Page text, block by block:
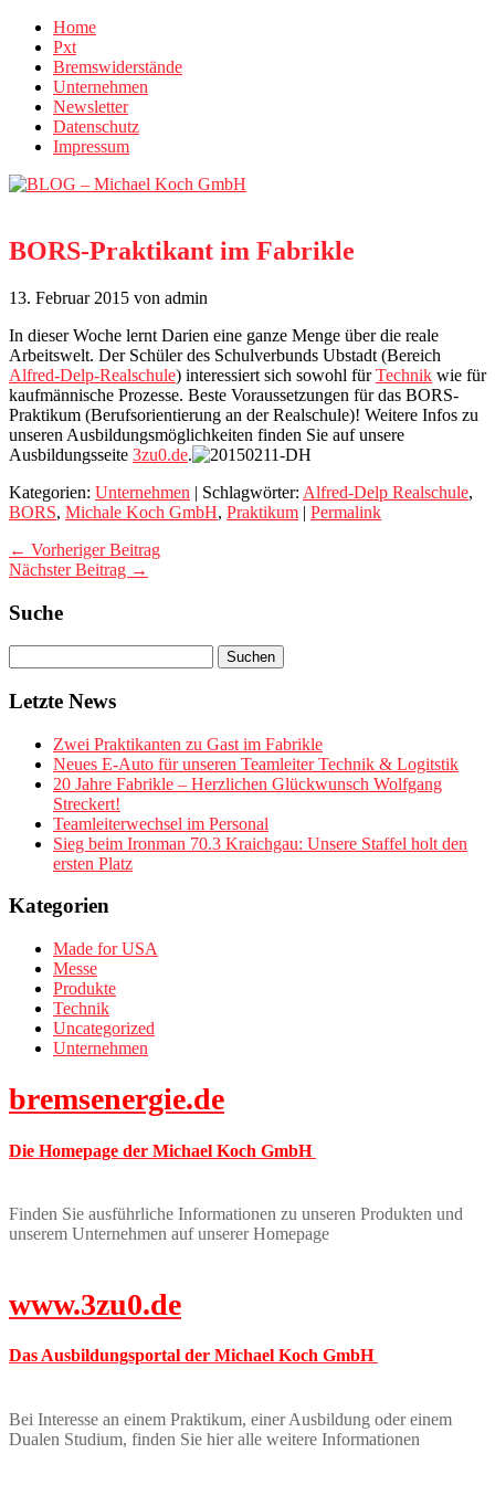
Home
Pxt
Bremswiderstände
Unternehmen
Newsletter
Datenschutz
Impressum
BORS-Praktikant im Fabrikle
13. Februar 2015 von admin
In dieser Woche lernt Darien eine ganze Menge über die reale
Arbeitswelt. Der Schüler des Schulverbunds Ubstadt (Bereich
Alfred-Delp-Realschule) interessiert sich sowohl fürTechnik wie für
kaufmännische Prozesse. Beste Voraussetzungen für das BORS-
Praktikum (Berufsorientierung an der Realschule)! Weitere Infos zu
unseren Ausbildungsmöglichkeiten finden Sie auf unsere
Ausbildungsseite 3zu0.de.
Kategorien: Unternehmen | Schlagwörter: Alfred-Delp Realschule,
BORS, Michale Koch GmbH, Praktikum | Permalink
← Vorheriger Beitrag
Nächster Beitrag →
Suche
Letzte News
Zwei Praktikanten zu Gast im Fabrikle
Neues E-Auto für unseren Teamleiter Technik & Logitstik
20 Jahre Fabrikle – Herzlichen Glückwunsch Wolfgang
Streckert!
Teamleiterwechsel im Personal
Sieg beim Ironman 70.3 Kraichgau: Unsere Staffel holt den
ersten Platz
Kategorien
Made for USA
Messe
Produkte
Technik
Uncategorized
Unternehmen
bremsenergie.de
Die Homepage der Michael Koch GmbH
Finden Sie ausführliche Informationen zu unseren Produkten und
unserem Unternehmen auf unserer Homepage
www.3zu0.de
Das Ausbildungsportal der Michael Koch GmbH
Bei Interesse an einem Praktikum, einer Ausbildung oder einem
Dualen Studium, finden Sie hier alle weitere Informationen